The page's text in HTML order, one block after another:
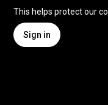
This helps protect our
Sign in